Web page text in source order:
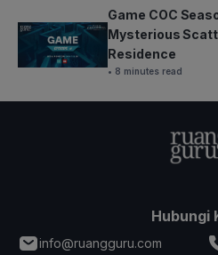
Game COC
Mysterious
Residence
• 8 minutes read
Hubungi
info@ruangguru.com